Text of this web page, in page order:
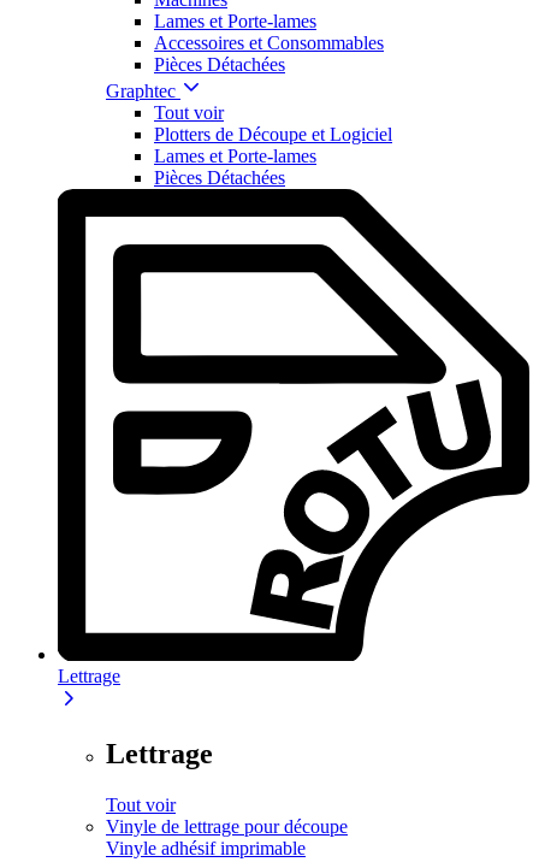
Lames et Porte-lames
Accessoires et Consommables
Pièces Détachées
Graphtec
Tout voir
Plotters de Découpe et Logiciel
Lames et Porte-lames
Pièces Détachées
Lettrage
Lettrage
Tout voir
Vinyle de lettrage pour découpe
Vinyle adhésif imprimable